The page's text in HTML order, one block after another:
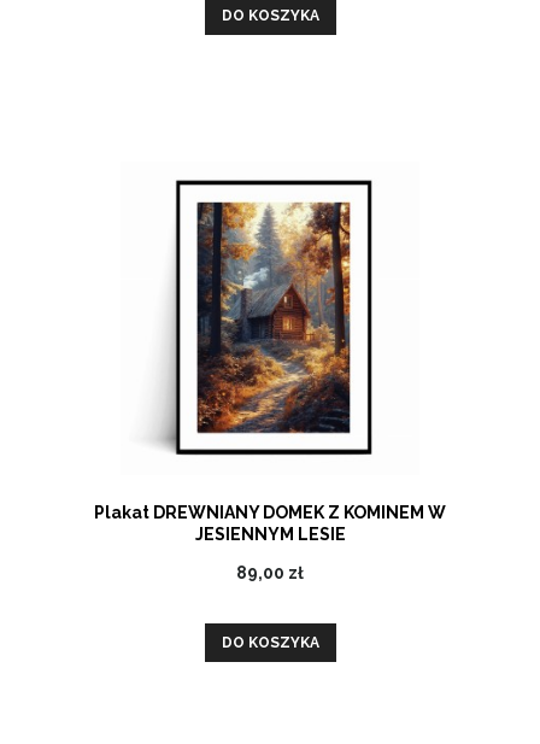
DO KOSZYKA
Plakat DREWNIANY DOMEK Z KOMINEM W
JESIENNYM LESIE
89,00 zł
DO KOSZYKA